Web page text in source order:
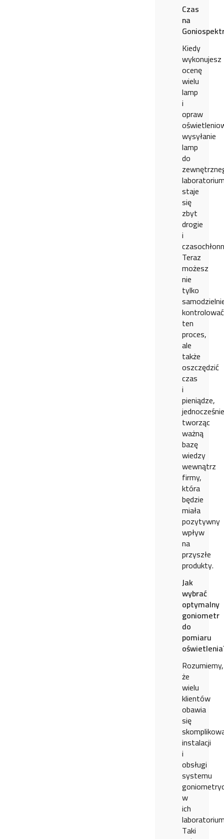
Czas
na
Kiedy
wykonujesz
ocenę
wielu
lamp
i
opraw
wysyłanie
lamp
do
staje
się
zbyt
drogie
i
Teraz
możesz
nie
tylko
kontrolować
ten
proces,
ale
także
oszczędzić
czas
i
pieniądze,
jednocześnie
tworząc
ważną
bazę
wiedzy
wewnątrz
firmy,
która
będzie
miała
pozytywny
wpływ
na
przyszłe
produkty.
Jak
wybrać
optymalny
goniometr
do
pomiaru
Rozumiemy,
że
wielu
klientów
obawia
się
instalacji
i
obsługi
systemu
w
ich
Taki